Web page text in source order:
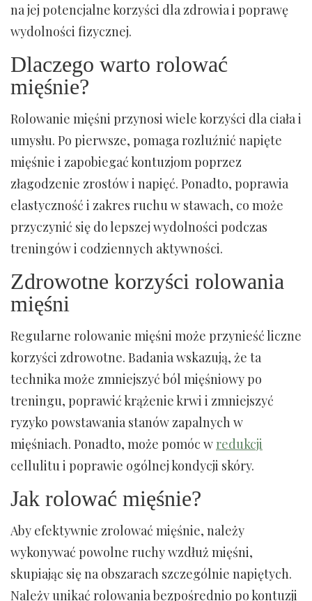
na jej potencjalne korzyści dla zdrowia i poprawę
wydolności fizycznej.
Dlaczego warto rolować
mięśnie?
Rolowanie mięśni przynosi wiele korzyści dla ciała i
umysłu. Po pierwsze, pomaga rozluźnić napięte
mięśnie i zapobiegać kontuzjom poprzez
złagodzenie zrostów i napięć. Ponadto, poprawia
elastyczność i zakres ruchu w stawach, co może
przyczynić się do lepszej wydolności podczas
treningów i codziennych aktywności.
Zdrowotne korzyści rolowania
mięśni
Regularne rolowanie mięśni może przynieść liczne
korzyści zdrowotne. Badania wskazują, że ta
technika może zmniejszyć ból mięśniowy po
treningu, poprawić krążenie krwi i zmniejszyć
ryzyko powstawania stanów zapalnych w
mięśniach. Ponadto, może pomóc w redukcji
cellulitu i poprawie ogólnej kondycji skóry.
Jak rolować mięśnie?
Aby efektywnie zrolować mięśnie, należy
wykonywać powolne ruchy wzdłuż mięśni,
skupiając się na obszarach szczególnie napiętych.
Należy unikać rolowania bezpośrednio po kontuzji